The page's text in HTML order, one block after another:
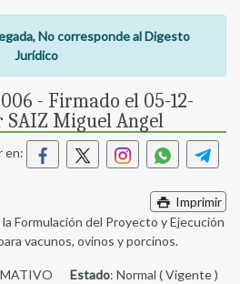
No corresponde al Digesto
Jurídico
- Firmado el 05-12-
SAIZ Miguel Angel
en:
Imprimir
Formulación del Proyecto y Ejecución
vacunos, ovinos y porcinos.
Estado: Normal ( Vigente )